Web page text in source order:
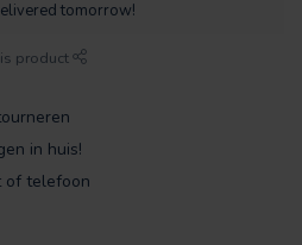
tomorrow!
product
in huis!
of telefoon